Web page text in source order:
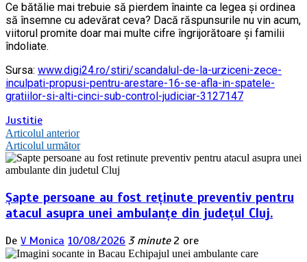
Ce bătălie mai trebuie să pierdem înainte ca legea și ordinea
să însemne cu adevărat ceva? Dacă răspunsurile nu vin acum,
viitorul promite doar mai multe cifre îngrijorătoare și familii
îndoliate.
Sursa: www.digi24.ro/stiri/scandalul-de-la-urziceni-zece-
inculpati-propusi-pentru-arestare-16-se-afla-in-spatele-
gratiilor-si-alti-cinci-sub-control-judiciar-3127147
Justitie
Navigare
în
articole
Articolul anterior
Articolul următor
Șapte persoane au fost reținute preventiv pentru
atacul asupra unei ambulanțe din județul Cluj.
De V Monica 10/08/2026 3 minute 2 ore